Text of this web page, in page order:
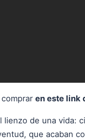
en este link
de una vida:
que acaban